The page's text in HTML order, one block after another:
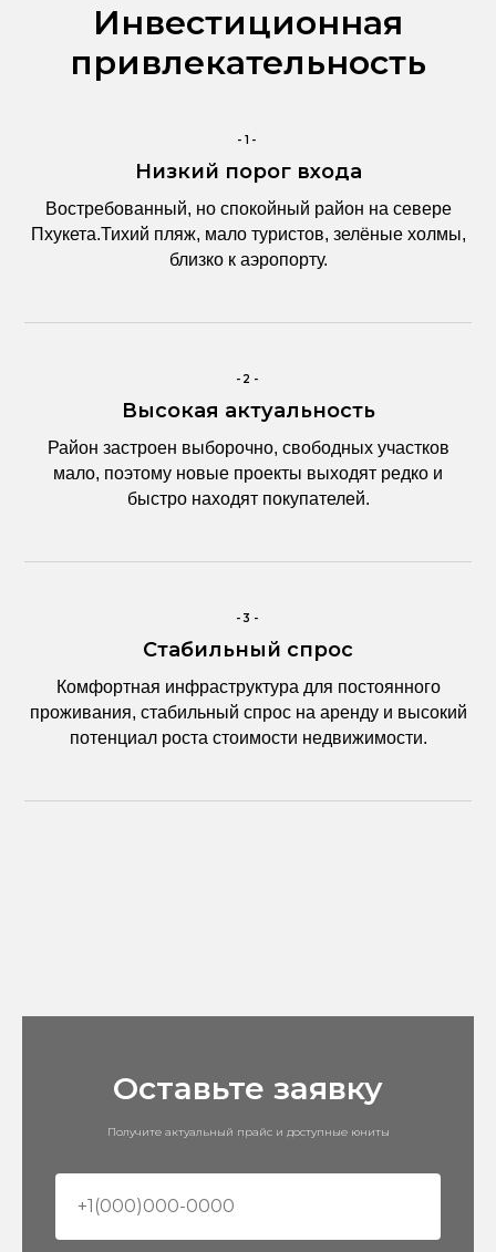
Инвестиционная
привлекательность
-1-
Низкий порог входа
Востребованный, но спокойный район на севере
Пхукета.Тихий пляж, мало туристов, зелёные холмы,
близко к аэропорту.
-2-
Высокая актуальность
Район застроен выборочно, свободных участков
мало, поэтому новые проекты выходят редко и
быстро находят покупателей.
-3-
Стабильный спрос
Комфортная инфраструктура для постоянного
проживания, стабильный спрос на аренду и высокий
потенциал роста стоимости недвижимости.
Оставьте заявку
Получите актуальный прайс и доступные юниты